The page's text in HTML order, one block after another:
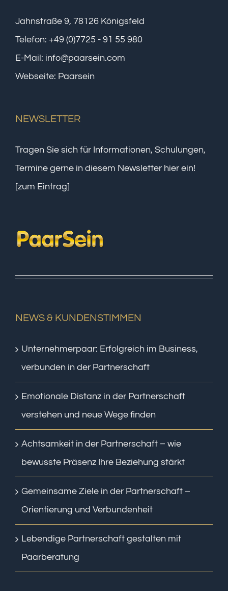
Jahnstraße 9, 78126 Königsfeld
Telefon: +49 (0)7725 - 91 55 980
E-Mail: info@paarsein.com
Webseite: Paarsein
NEWSLETTER
Tragen Sie sich für Informationen, Schulungen,
Termine gerne in diesem Newsletter hier ein!
[zum Eintrag]
NEWS & KUNDENSTIMMEN
Unternehmerpaar: Erfolgreich im Business,
verbunden in der Partnerschaft
Emotionale Distanz in der Partnerschaft
verstehen und neue Wege finden
Achtsamkeit in der Partnerschaft – wie
bewusste Präsenz Ihre Beziehung stärkt
Gemeinsame Ziele in der Partnerschaft –
Orientierung und Verbundenheit
Lebendige Partnerschaft gestalten mit
Paarberatung